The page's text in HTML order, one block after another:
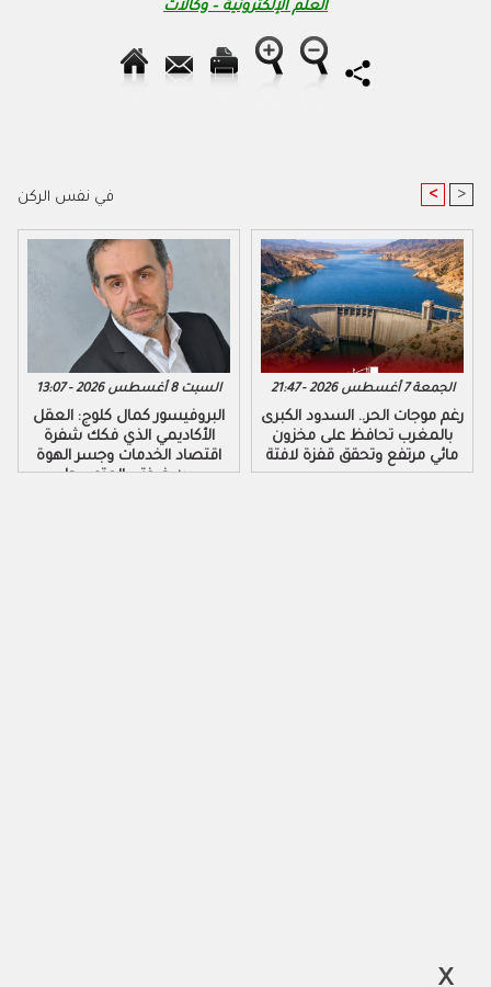
العلم الإلكترونية – وكالات
في نفس الركن < >
السبت 8 أغسطس 2026 - 13:07
البروفيسور كمال كلوج: العقل
الأكاديمي الذي فكك شفرة
اقتصاد الخدمات وجسر الهوة
بين ضفتي المتوسط
الجمعة 7 أغسطس 2026 - 21:47
رغم موجات الحر.. السدود الكبرى
بالمغرب تحافظ على مخزون
مائي مرتفع وتحقق قفزة لافتة